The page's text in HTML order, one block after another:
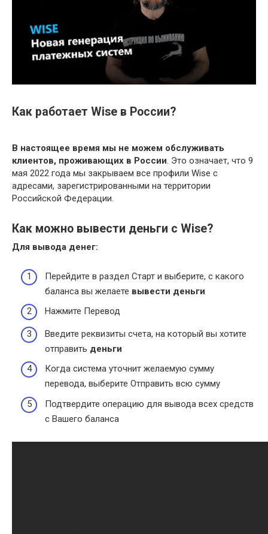
Как работает Wise в России?
В настоящее время мы не можем обслуживать
клиентов, проживающих в России. Это означает, что 9
мая 2022 года мы закрываем все профили Wise с
адресами, зарегистрированными на территории
Российской Федерации.
Как можно вывести деньги с Wise?
Для вывода денег:
Перейдите в раздел Старт и выберите, с какого
баланса вы желаете вывести деньги
Нажмите Перевод
Введите реквизиты счета, на который вы хотите
отправить деньги
Когда система уточнит желаемую сумму
перевода, выберите Отправить всю сумму
Подтвердите операцию для вывода всех средств
с Вашего баланса